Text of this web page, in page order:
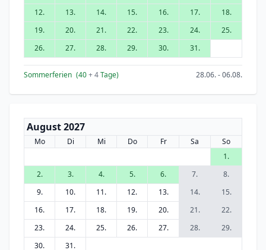
12.
13. 14. 15. 16. 17.
18.
19.
20. 21. 22. 23. 24.
25.
26.
27. 28. 29. 30. 31.
Sommerferien (40+ 4Tage) 28.06. - 06.08.
August 2027
Mo Di Mi Do Fr Sa
So
1.
2.
3. 4. 5. 6. 7.
8.
9.
10. 11. 12. 13. 14.
15.
16.
17. 18. 19. 20. 21.
22.
23.
24. 25. 26. 27. 28.
29.
30.
31.